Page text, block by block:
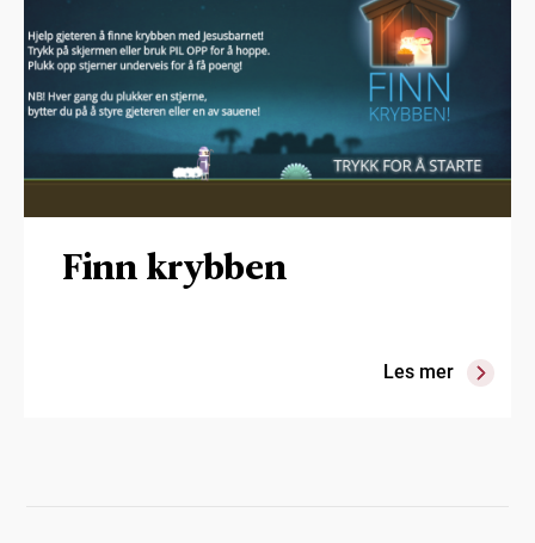
Finn krybben
Les mer